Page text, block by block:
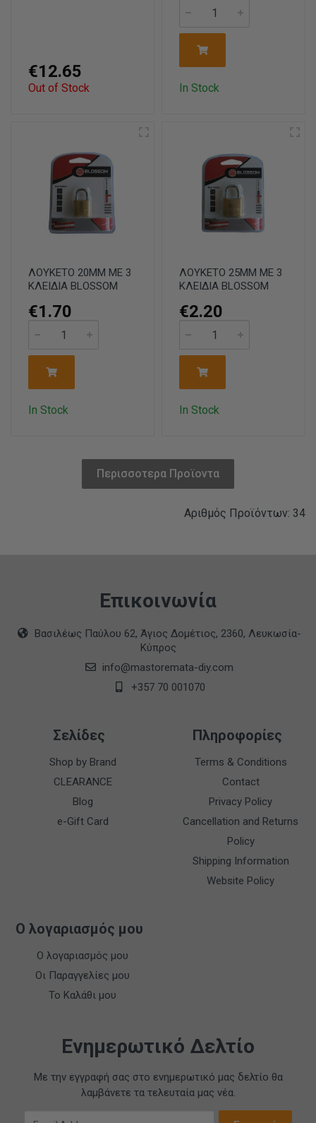
€12.65
Out of Stock In Stock
ΛΟΥΚΕΤΟ 20ΜΜ ΜΕ 3
ΚΛΕΙΔΙΑ BLOSSOM
€1.70
In Stock
ΛΟΥΚΕΤΟ 25ΜΜ ΜΕ 3
ΚΛΕΙΔΙΑ BLOSSOM
€2.20
In Stock
Περισσοτερα Προϊοντα
Αριθμός Προϊόντων: 34
Επικοινωνία
Βασιλέως Παύλου 62, Άγιος Δομέτιος, 2360, Λευκωσία-
Κύπρος
info@mastoremata-diy.com
+357 70 001070
Σελίδες
Shop by Brand
CLEARANCE
Blog
e-Gift Card
Πληροφορίες
Terms & Conditions
Contact
Privacy Policy
Cancellation and Returns
Policy
Shipping Information
Website Policy
Ο λογαριασμός μου
Ο λογαριασμός μου
Οι Παραγγελίες μου
Το Καλάθι μου
Ενημερωτικό Δελτίο
Με την εγγραφή σας στο ενημερωτικό μας δελτίο θα
λαμβάνετε τα τελευταία μας νέα.
Email Address